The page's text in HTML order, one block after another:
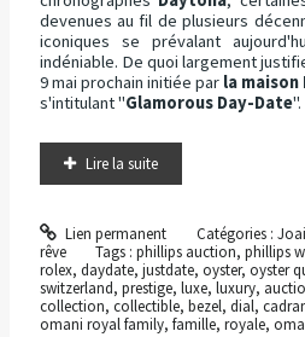
devenues au fil de plusieurs
iconiques se prévalant
indéniable. De quoi largement
9 mai prochain initiée par la
s'intitulant "Glamorous Day-Date".
Lire la suite
Lien permanent Catégories :
rêve
Tags :phillips auction,phillips
rolex, daydate, justdate, oyster, oyster
switzerland, prestige, luxe, luxury,
collection, collectible, bezel, dial,
omani royal family, famille, royale,